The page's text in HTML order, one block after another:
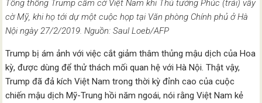
Tổng thống Trump cầm cờ Việt Nam khi Thủ tướng Phúc (trái) vẫy
cờ Mỹ, khi họ tới dự một cuộc họp tại Văn phòng Chính phủ ở Hà
Nội ngày 27/2/2019. Nguồn: Saul Loeb/AFP
Trump bị ám ảnh với việc cắt giảm thâm thủng mậu dịch của Hoa
kỳ, được dùng để thử thách mối quan hệ với Hà Nội. Thật vậy,
Trump đã đả kích Việt Nam trong thời kỳ đỉnh cao của cuộc
chiến mậu dịch Mỹ-Trung hồi năm ngoái, nói rằng Việt Nam kẻ